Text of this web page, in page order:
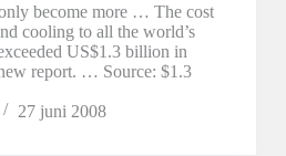
become more … The cost
cooling to all the world’s
US$1.3 billion in
report. … Source: $1.3
27 juni 2008